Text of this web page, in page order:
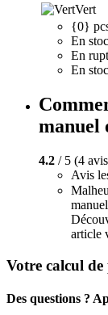
Vert
{0}
En
En
En
manuel
4.2 / 5 (4
Avis
article
Votre calcul
Des questions ?